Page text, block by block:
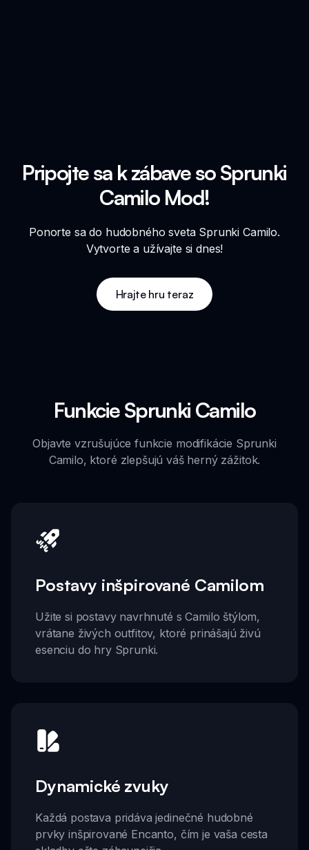
Pripojte sa k zábave so Sprunki
Camilo Mod!
Ponorte sa do hudobného sveta Sprunki Camilo.
Vytvorte a užívajte si dnes!
Hrajte hru teraz
Funkcie Sprunki Camilo
Objavte vzrušujúce funkcie modifikácie Sprunki
Camilo, ktoré zlepšujú váš herný zážitok.
Postavy inšpirované Camilom
Užite si postavy navrhnuté s Camilo štýlom,
vrátane živých outfitov, ktoré prinášajú živú
esenciu do hry Sprunki.
Dynamické zvuky
Každá postava pridáva jedinečné hudobné
prvky inšpirované Encanto, čím je vaša cesta